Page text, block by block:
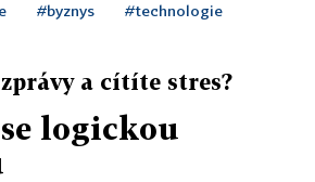
#byznys #technologie
a cítíte stres?
logickou